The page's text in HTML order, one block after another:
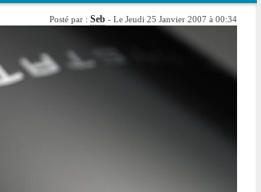
Posté par : Seb - Le Jeudi 25 Janvier 2007 à 00:34